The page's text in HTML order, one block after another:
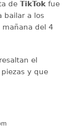
de TikTokfue
bailar a los
del 4
el
y que